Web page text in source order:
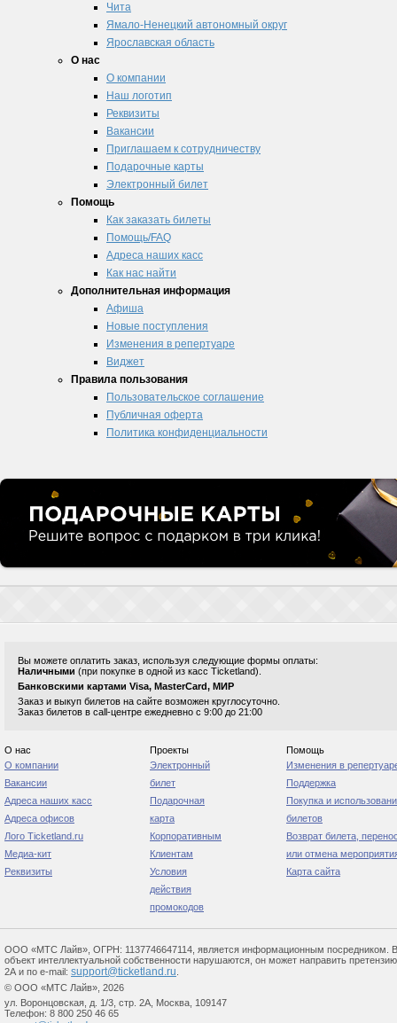
Чита
Ямало-Ненецкий автономный округ
Ярославская область
О нас
О компании
Наш логотип
Реквизиты
Вакансии
Приглашаем к сотрудничеству
Подарочные карты
Электронный билет
Помощь
Как заказать билеты
Помощь/FAQ
Адреса наших касс
Как нас найти
Дополнительная информация
Афиша
Новые поступления
Изменения в репертуаре
Виджет
Правила пользования
Пользовательское соглашение
Публичная оферта
Политика конфиденциальности
Вы можете оплатить заказ, используя следующие формы оплаты:
Наличными (при покупке в одной из касс Ticketland).
Банковскими картами Visa, MasterCard, МИР
Заказ и выкуп билетов на сайте возможен круглосуточно.
Заказ билетов в call-центре ежедневно с 9:00 до 21:00
О нас
О компании
Вакансии
Адреса наших касс
Адреса офисов
Лого Ticketland.ru
Медиа-кит
Реквизиты
Проекты
Электронный
билет
Подарочная
карта
Корпоративным
Клиентам
Условия
действия
промокодов
Помощь
Изменения в
Поддержка
Покупка и
билетов
Возврат билета,
или отмена
Карта сайта
ООО «МТС Лайв», ОГРН: 1137746647114, является информационным посредником. В
объект интеллектуальной собственности нарушаются, он может направить
2А и по e-mail: support@ticketland.ru
© ООО «МТС Лайв», 2026
ул. Воронцовская, д. 1/3, стр. 2А, Москва, 109147
Телефон: 8 800 250 46 65